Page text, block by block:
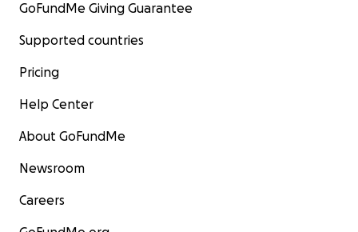
GoFundMe Giving Guarantee
Supported countries
Pricing
Help Center
About GoFundMe
Newsroom
Careers